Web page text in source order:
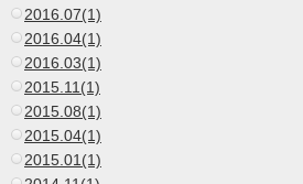
2016.07(1)
2016.04(1)
2016.03(1)
2015.11(1)
2015.08(1)
2015.04(1)
2015.01(1)